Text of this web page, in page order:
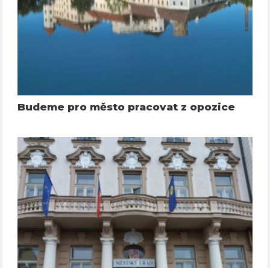
Budeme pro město pracovat z opozice